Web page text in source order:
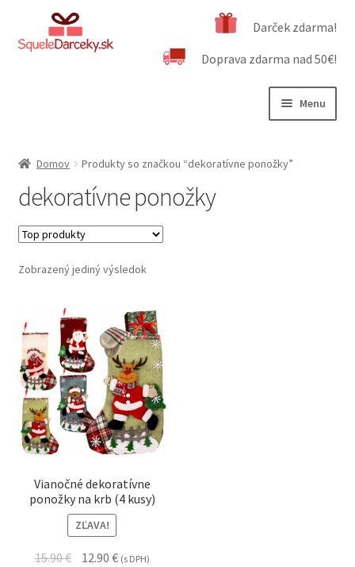
Preskočiť
na
Preskočiť
na
Darček zdarma!
Doprava zdarma nad 50€!
Menu
Dôležité informácie
Obchodné podmienky
Kontakt
Domov Produkty so značkou “dekoratívne ponožky”
dekoratívne ponožky
Zobrazený jediný výsledok
Vianočné dekoratívne
ponožky na krb (4 kusy)
ZĽAVA!
15.90€ 12.90 € (s DPH)